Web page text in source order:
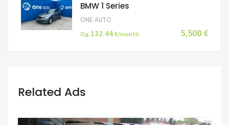
BMW 1 Series
ONE AUTO
Од 132.44 €/month 5,500 €
Related Ads